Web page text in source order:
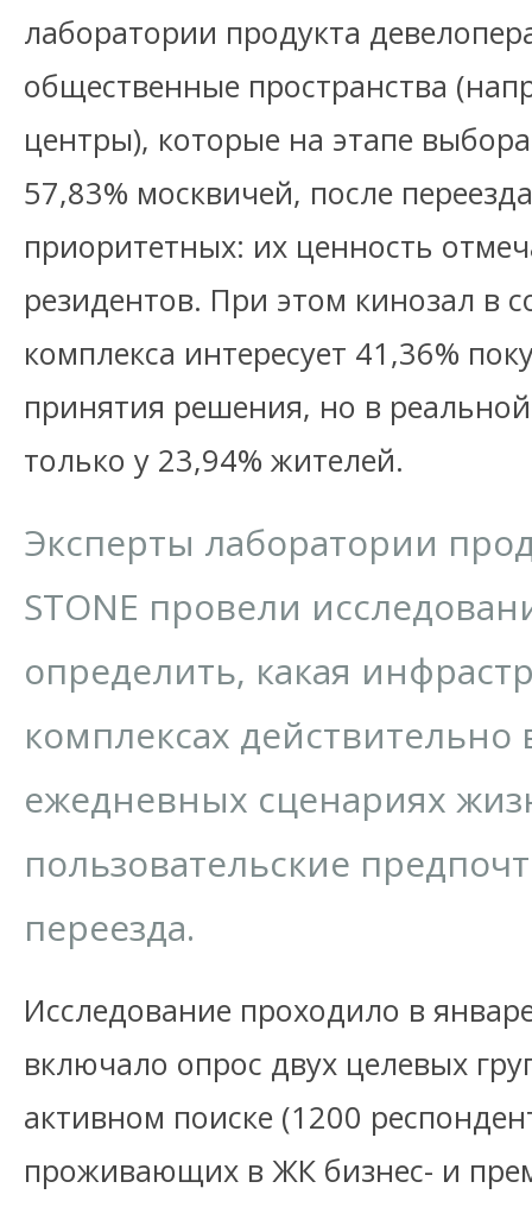
лаборатории продукта
общественные пространства
центры), которые на этапе
57,83% москвичей, после
приоритетных: их ценность
резидентов. При этом кинозал в
комплекса интересует 41,36%
принятия решения, но в
только у 23,94% жителей.
Эксперты лаборатории
STONE провели
определить, какая
комплексах действительно
ежедневных сценариях
пользовательские
переезда.
Исследование проходило в
включало опрос двух целевых
активном поиске (1200
проживающих в ЖК бизнес- и